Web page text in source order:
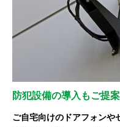
防犯設備の導入もご提
ご自宅向けのドアフォンや